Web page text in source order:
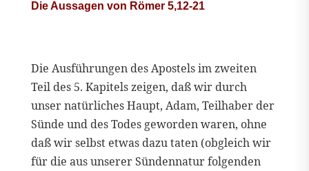
Die Aussagen von Römer 5,12-21
Die Ausführungen des Apostels im zweiten
Teil des 5. Kapitels zeigen, daß wir durch
unser natürliches Haupt, Adam, Teilhaber der
Sünde und des Todes geworden waren, ohne
daß wir selbst etwas dazu taten (obgleich wir
für die aus unserer Sündennatur folgenden